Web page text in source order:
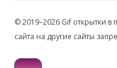
© 2019–2026 Gif открытки
сайта на другие сайты